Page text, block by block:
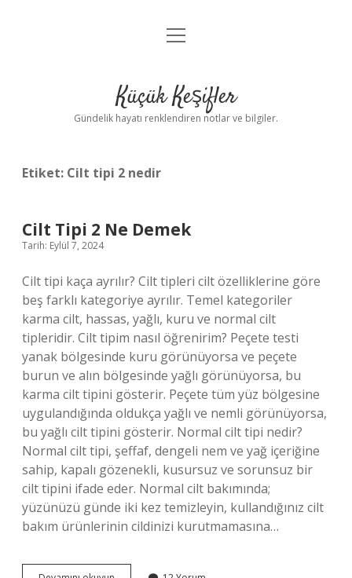
Anasayfa
Yasal Uyarı
menüyü
Küçük Keşifler
Gündelik hayatı renklendiren notlar ve bilgiler.
Etiket: Cilt tipi 2 nedir
Cilt Tipi 2 Ne Demek
Tarih: Eylül 7, 2024
Cilt tipi kaça ayrılır? Cilt tipleri cilt özelliklerine göre
beş farklı kategoriye ayrılır. Temel kategoriler
karma cilt, hassas, yağlı, kuru ve normal cilt
tipleridir. Cilt tipim nasıl öğrenirim? Peçete testi
yanak bölgesinde kuru görünüyorsa ve peçete
burun ve alın bölgesinde yağlı görünüyorsa, bu
karma cilt tipini gösterir. Peçete tüm yüz bölgesine
uygulandığında oldukça yağlı ve nemli görünüyorsa,
bu yağlı cilt tipini gösterir. Normal cilt tipi nedir?
Normal cilt tipi, şeffaf, dengeli nem ve yağ içeriğine
sahip, kapalı gözenekli, kusursuz ve sorunsuz bir
cilt tipini ifade eder. Normal cilt bakımında;
yüzünüzü günde iki kez temizleyin, kullandığınız cilt
bakım ürünlerinin cildinizi kurutmamasına…